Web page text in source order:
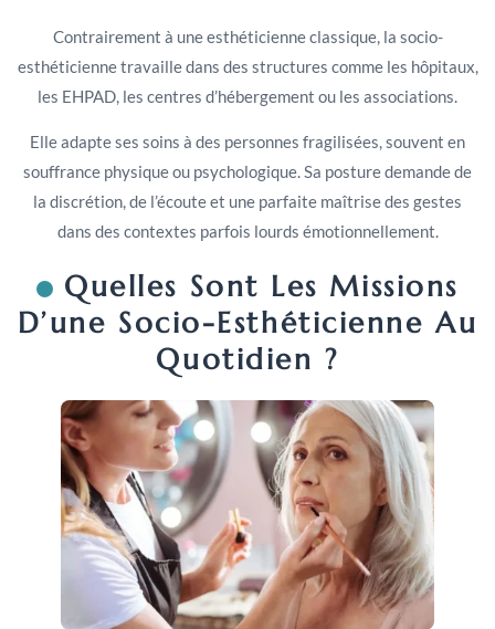
Contrairement à une esthéticienne classique, la socio-
esthéticienne travaille dans des structures comme les hôpitaux,
les EHPAD, les centres d’hébergement ou les associations.
Elle adapte ses soins à des personnes fragilisées, souvent en
souffrance physique ou psychologique. Sa posture demande de
la discrétion, de l’écoute et une parfaite maîtrise des gestes
dans des contextes parfois lourds émotionnellement.
Quelles Sont Les Missions
D’une Socio-Esthéticienne Au
Quotidien ?